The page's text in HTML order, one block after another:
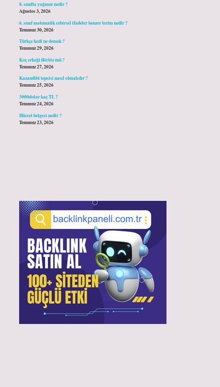
8. sınıfta yağmur nedir ?
Ağustos 3, 2026
6. sınıf matematik cebirsel ifadeler benzer terim nedir ?
Temmuz 30, 2026
Türkçe kedi ne demek ?
Temmuz 29, 2026
Koç erkeği flörtöz mü ?
Temmuz 27, 2026
Kazandibi tepsisi nasıl olmalıdır ?
Temmuz 25, 2026
3000dolar kaç TL ?
Temmuz 24, 2026
Hüccet belgesi nedir ?
Temmuz 23, 2026